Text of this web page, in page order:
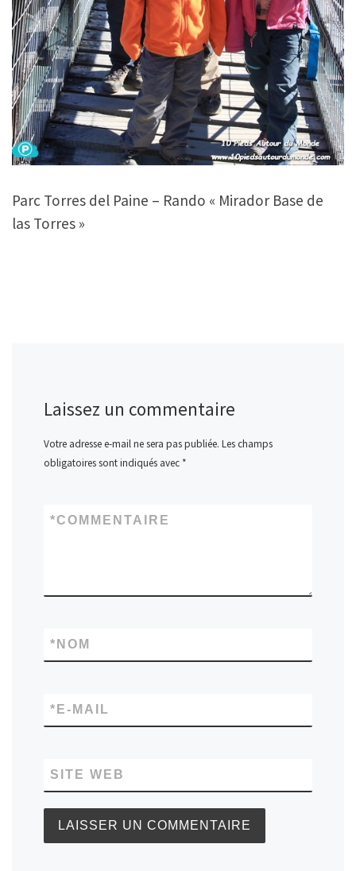
Parc Torres del Paine – Rando « Mirador Base de
las Torres »
Laissez un commentaire
Votre adresse e-mail ne sera pas publiée. Les champs
obligatoires sont indiqués avec *
COMMENTAIRE
*
NOM
*
E-MAIL
*
SITE WEB